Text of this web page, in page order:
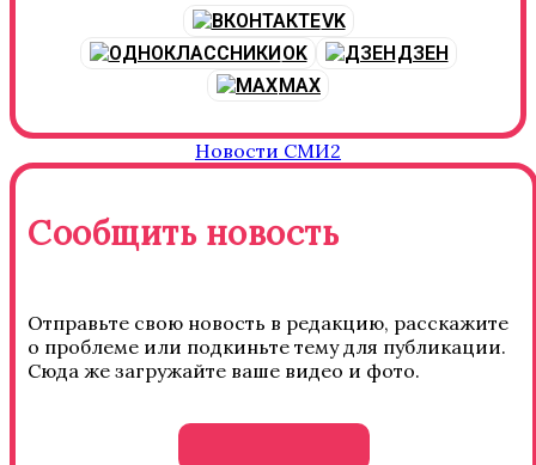
VK
OK
ДЗЕН
MAX
Новости СМИ2
Сообщить новость
Отправьте свою новость в редакцию, расскажите
о проблеме или подкиньте тему для публикации.
Сюда же загружайте ваше видео и фото.